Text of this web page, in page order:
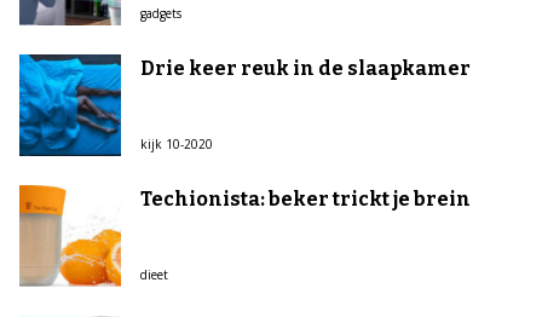
gadgets
Drie keer reuk in de slaapkamer
kijk 10-2020
Techionista: beker trickt je brein
dieet